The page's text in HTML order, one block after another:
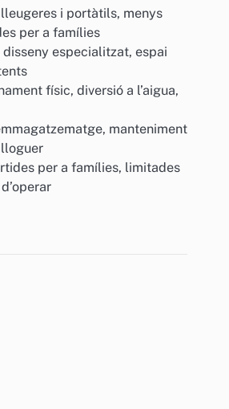
i portàtils, menys
per a famílies
especialitzat, espai
físic, diversió a l’aigua,
manteniment
per a famílies, limitades